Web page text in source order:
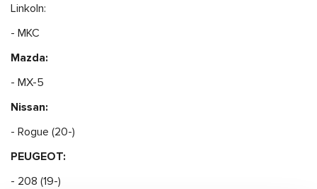
Linkoln:
- MKC
Mazda:
- MX-5
Nissan:
- Rogue (20-)
PEUGEOT:
- 208 (19-)